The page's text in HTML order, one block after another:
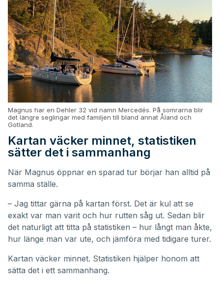
Magnus har en Dehler 32 vid namn Mercedés. På somrarna blir
det längre seglingar med familjen till bland annat Åland och
Gotland.
Kartan väcker minnet, statistiken
sätter det i sammanhang
När Magnus öppnar en sparad tur börjar han alltid på
samma ställe.
– Jag tittar gärna på kartan först. Det är kul att se
exakt var man varit och hur rutten såg ut. Sedan blir
det naturligt att titta på statistiken – hur långt man åkte,
hur länge man var ute, och jämföra med tidigare turer.
Kartan väcker minnet. Statistiken hjälper honom att
sätta det i ett sammanhang.